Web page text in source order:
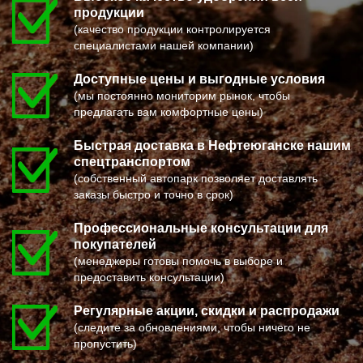
ПОСЕЛОК БИОКОМБИНАТА
ПОСЕЛОК БОЛЬШЕВИК
ПОСЕЛОК ВОЛОДАРСКОГО
ПОСЕЛОК ВОРОВСКОГО
ПОСЕЛОК ИМ. ЦЮРУПЫ
ПОСЕЛОК ЛЕСНЫЕ ПОЛЯНЫ
ПОСЕЛОК ЛМС
МОСРЕНТГЕН
ПРАВДИНСКИЙ
ПРИВОКЗАЛЬНЫЙ
ПРОЛЕТАРСКИЙ
ПРОТВИНО
ПТИЧНОЕ
ПУЧКОВО
ПУШКИНО
ПУЩИНО
РАДОВИЦКИЙ
РАЗВИЛКА
РАМЕНСКОЕ
РАССУДОВО
РАСТОРОПОВО
РЕММАШ
РЕУТОВ
РЕЧИЦЫ
РЕШЕТНИКОВО
РЖАВКИ
РОГАЧЕВО
НЯГАНЬ
МЕЛЕУЗ
КОЛЬЧУГИНО
КАМЫШИН
НОВОШАХТИНСК
ВОЛЬСК
КОНАКОВО
САРАПУЛ
КОМСОМОЛЬСК НА АМУРЕ
КИЗИЛЮРТ
МИХАЙЛОВСК
ПЕТУШКИ
ПРИМОРСКО АХТАРСК
ЛЕСОСИБИРСК
БУДЕННОВСК
КАЛЯЗИН
ГЛАЗОВ
РУБЦОВСК
ГУБКИН
КЛИНЦЫ
УСМАНЬ
КУНГУР
КАЧКАНАР
КОЗЕЛЬСК
ШАРЬЯ
ЧИСТОПОЛЬ
продукции
(качество продукции контролируется
специалистами нашей компании)
Доступные цены и выгодные условия
(мы постоянно мониторим рынок, чтобы
предлагать вам комфортные цены)
Быстрая доставка в Нефтеюганске нашим
спецтранспортом
(собственный автопарк позволяет доставлять
заказы быстро и точно в срок)
Профессиональные консультации для
покупателей
(менеджеры готовы помочь в выборе и
предоставить консультации)
Регулярные акции, скидки и распродажи
(следите за обновлениями, чтобы ничего не
пропустить)